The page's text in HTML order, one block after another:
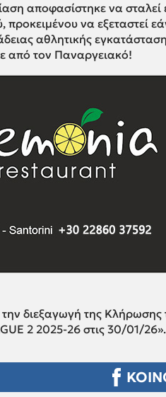
αποφασίστηκε να σταλεί
προκειμένου να εξεταστεί
αθλητικής
από τον Παναργειακό!
διεξαγωγή της
2 2025-26 στις 30/01/26».